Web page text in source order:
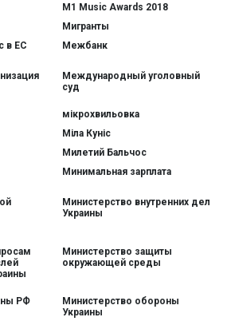
М1 Music Awards 2018
Мигранты
в ЕС
Межбанк
Международный уголовный
суд
мікрохвильовка
Міла Куніс
Милетий Бальчос
Минимальная зарплата
Министерство внутренних дел
Украины
Министерство защиты
окружающей среды
РФ
Министерство обороны
Украины